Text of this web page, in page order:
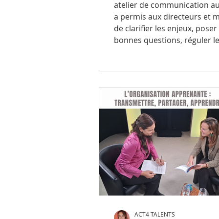
sérénité
atelier de communication
a permis aux directeurs et
de clarifier les enjeux, poser
bonnes questions, réguler
équipes.
ACT4 TALENTS